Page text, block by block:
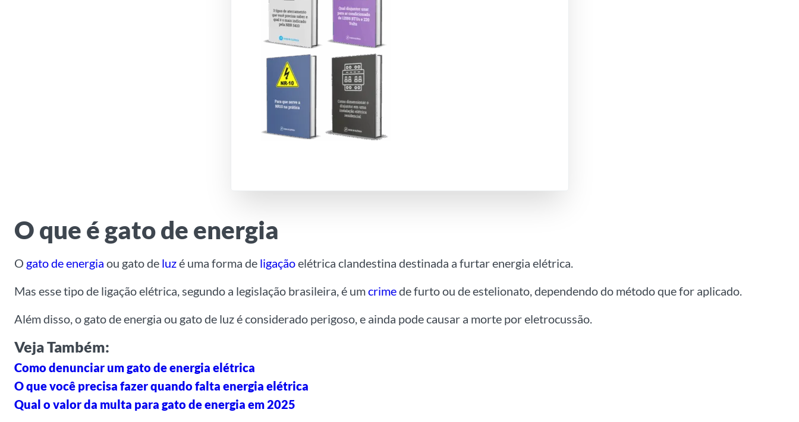
O que é gato de energia
O gato de energia ou gato de luzé uma forma de ligaçãoelétrica clandestina destinada a furtar energia elétrica.
Mas esse tipo de ligação elétrica, segundo a legislação brasileira, é umcrimede furto ou de estelionato, dependendo do método que for aplicado.
Além disso, o gato de energia ou gato de luz é considerado perigoso, e ainda pode causar a morte por eletrocussão.
Veja Também:
Como denunciar um gato de energia elétrica
O que você precisa fazer quando falta energia elétrica
Qual o valor da multa para gato de energia em 2025